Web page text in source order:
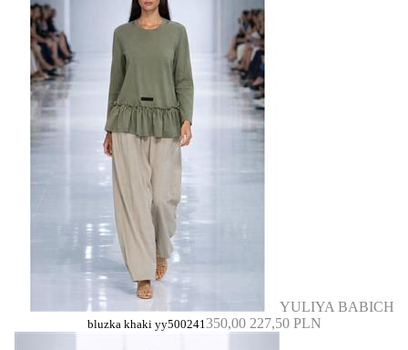
YULIYA BABICH
bluzka khaki yy500241350,00 227,50 PLN